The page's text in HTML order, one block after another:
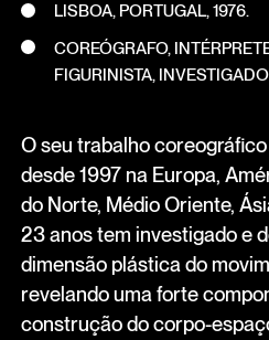
LISBOA, PORTUGAL, 1976.
COREÓGRAFO,
FIGURINISTA,
O seu trabalho
desde 1997 na Europa,
do Norte, Médio Oriente,
23 anos tem investigado e
dimensão plástica do
revelando uma forte
construção do corpo-